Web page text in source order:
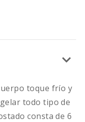
toque frío y
todo tipo de
consta de 6